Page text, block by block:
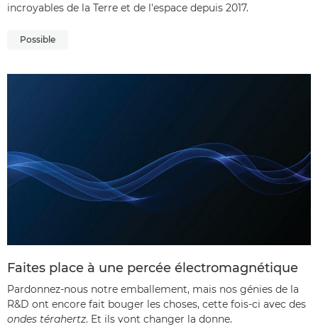
incroyables de la Terre et de l'espace depuis 2017.
Possible
Faites place à une percée électromagnétique
Pardonnez-nous notre emballement, mais nos génies de la
R&D ont encore fait bouger les choses, cette fois-ci avec des
ondes térahertz. Et ils vont changer la donne.